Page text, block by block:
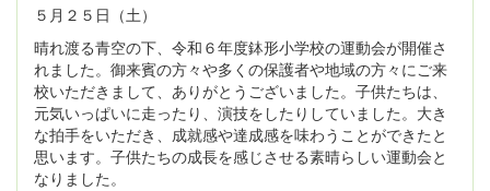
５月２５日（土）
晴れ渡る青空の下、令和６年度鉢形小学校の運動会が開催さ
れました。御来賓の方々や多くの保護者や地域の方々にご来
校いただきまして、ありがとうございました。子供たちは、
元気いっぱいに走ったり、演技をしたりしていました。大き
な拍手をいただき、成就感や達成感を味わうことができたと
思います。子供たちの成長を感じさせる素晴らしい運動会と
なりました。